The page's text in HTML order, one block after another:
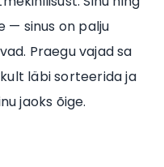
— sinus on palju
Praegu vajad sa
läbi sorteerida ja
jaoks õige.